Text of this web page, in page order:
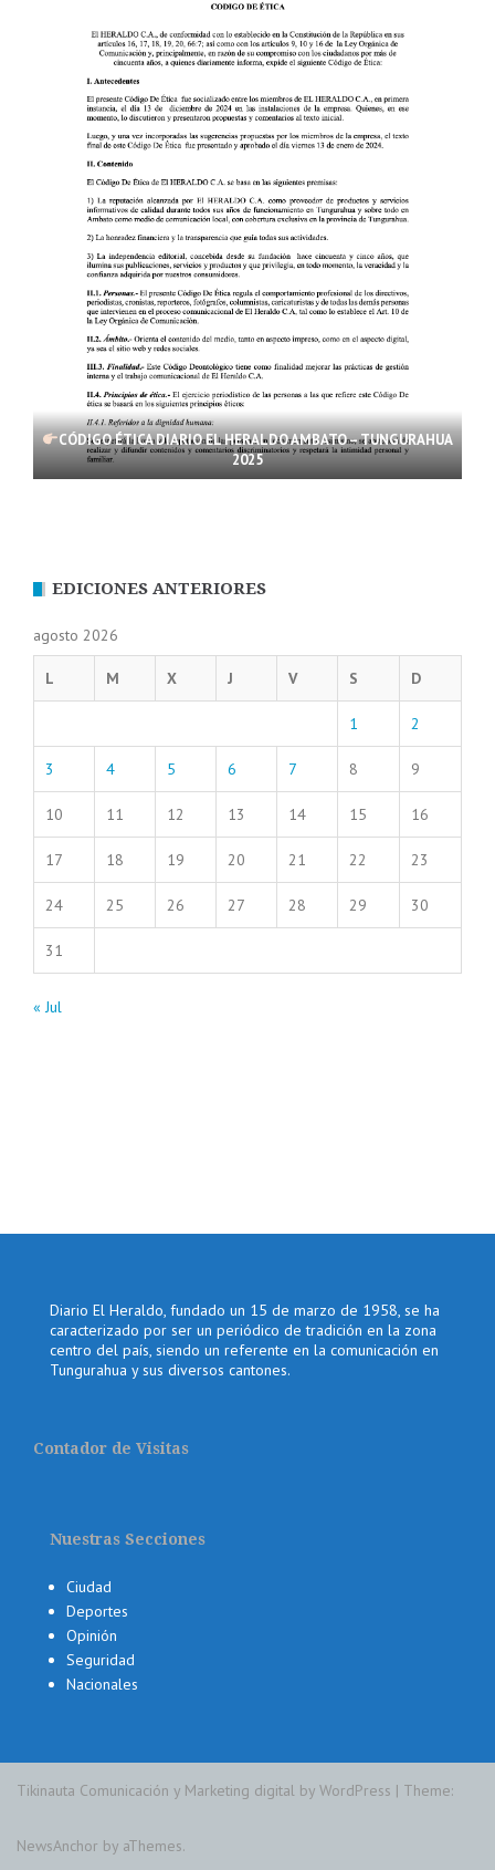
CÓDIGO ÉTICA DIARIO EL HERALDO AMBATO – TUNGURAHUA
2025
EDICIONES ANTERIORES
agosto 2026
L M X J V S D
1 2
3 4 5 6 7 8 9
10 11 12 13 14 15 16
17 18 19 20 21 22 23
24 25 26 27 28 29 30
31
« Jul
Diario El Heraldo, fundado un 15 de marzo de 1958, se ha
caracterizado por ser un periódico de tradición en la zona
centro del país, siendo un referente en la comunicación en
Tungurahua y sus diversos cantones.
Contador de Visitas
Nuestras Secciones
Ciudad
Deportes
Opinión
Seguridad
Nacionales
Tikinauta Comunicación y Marketing digital by WordPress | Theme:
NewsAnchor by aThemes.